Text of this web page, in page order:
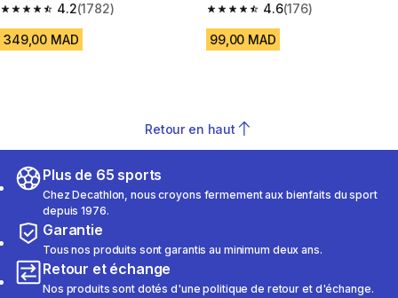
bluetooth4.2
4.2 out of 5 stars from 1782 reviews
(1782)
349,00 MAD
4.6
4.6 out of 5 stars from 176
(176)
99,00 MAD
Retour en haut
Plus de 65 sports
Chez Decathlon, nous croyons fermement aux bienfaits du sport
depuis 1976.
Garantie
Tous nos produits sont garantis au minimum deux ans.
Retour et échange
Nos produits sont dotés d'une politique de retour et d'échange.